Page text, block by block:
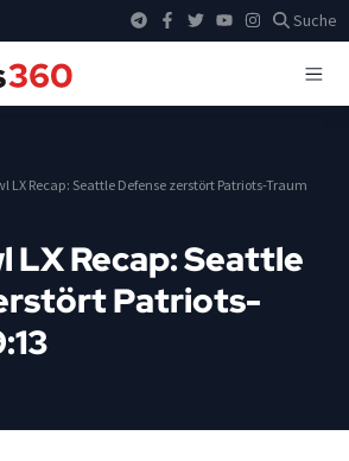
Suche
LX Recap: Seattle Defense zerstört Patriots-Traum
LX Recap: Seattle
Patriots-